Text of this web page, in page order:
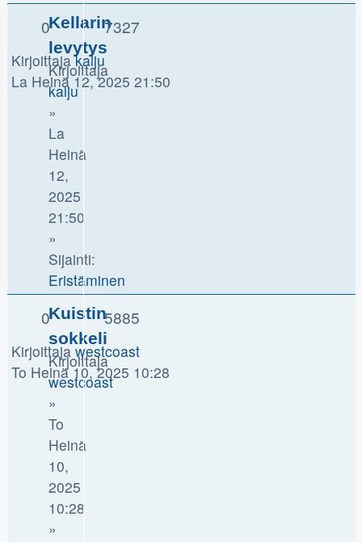
Kellarin
levytys
Kirjoittaja
kalju
»
La
Heinä
12,
2025
21:50
»
Sijainti:
Eristäminen
0 7327
Kirjoittajakalju
La Heinä 12, 2025 21:50
Kuistin
sokkeli
Kirjoittaja
westcoast
»
To
Heinä
10,
2025
10:28
»
0 5885
Kirjoittajawestcoast
To Heinä 10, 2025 10:28